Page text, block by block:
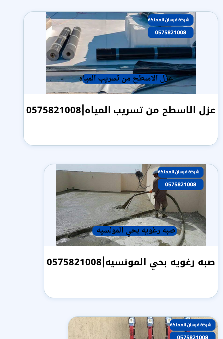
عزل الاسطح من تسريب المياه|0575821008
صبه رغويه بحي المونسيه|0575821008